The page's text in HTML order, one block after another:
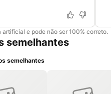
e pode não ser 100% correto.
semelhantes
semelhantes